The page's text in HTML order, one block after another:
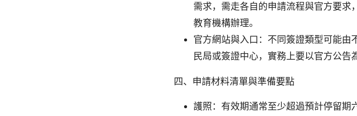
需求，需走各自的申請流程與官方要求
教育機構辦理。
官方網站與入口：不同簽證類型可能由
民局或簽證中心，實務上要以官方公告
四、申請材料清單與準備要點
護照：有效期通常至少超過預計停留期